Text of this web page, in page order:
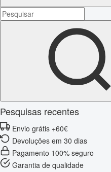
Pesquisas recentes
Envio grátis +60€
Devoluções em 30 dias
Pagamento 100% seguro
Garantia de qualidade